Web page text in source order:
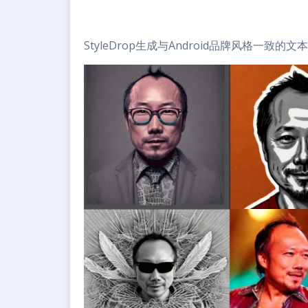
StyleDrop生成与Android品牌风格一致的文